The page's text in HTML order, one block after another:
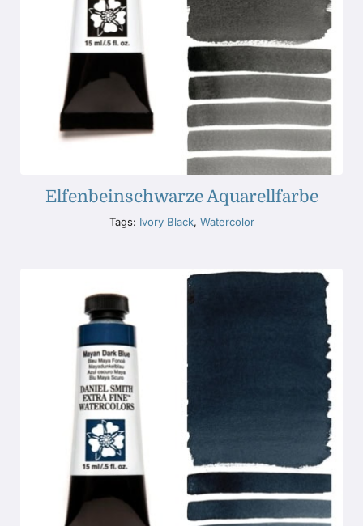
Elfenbeinschwarze Aquarellfarbe
Tags: Ivory Black, Watercolor